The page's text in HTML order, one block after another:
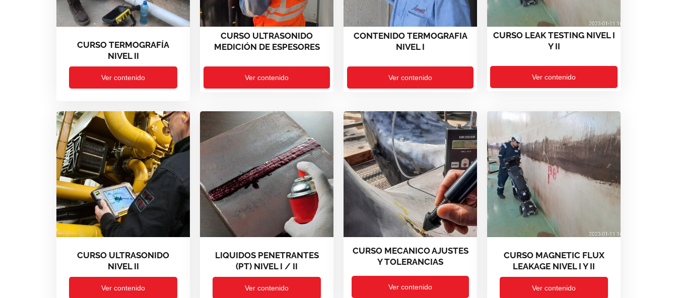
CURSO TERMOGRAFÍA
NIVEL II
Ver contenido
CURSO ULTRASONIDO
MEDICIÓN DE ESPESORES
Ver contenido
CONTENIDO TERMOGRAFIA
NIVEL I
Ver contenido
CURSO LEAK TESTING NIVEL I
Y II
Ver contenido
CURSO ULTRASONIDO
NIVEL II
Ver contenido
LIQUIDOS PENETRANTES
(PT) NIVEL I / II
Ver contenido
CURSO MECANICO AJUSTES
Y TOLERANCIAS
Ver contenido
CURSO MAGNETIC FLUX
LEAKAGE NIVEL I Y II
Ver contenido